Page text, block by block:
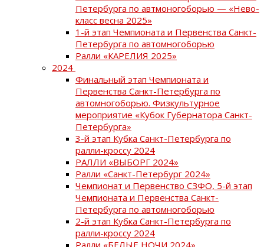
Петербурга по автмоногоборью — «Нево-
класс весна 2025»
1-й этап Чемпионата и Первенства Санкт-
Петербурга по автомногоборью
Ралли «КАРЕЛИЯ 2025»
2024
Финальный этап Чемпионата и
Первенства Санкт-Петербурга по
автомногоборью. Физкультурное
мероприятие «Кубок Губернатора Санкт-
Петербурга»
3-й этап Кубка Санкт-Петербурга по
ралли-кроссу 2024
РАЛЛИ «ВЫБОРГ 2024»
Ралли «Санкт-Петербург 2024»
Чемпионат и Первенство СЗФО, 5-й этап
Чемпионата и Первенства Санкт-
Петербурга по автомногоборью
2-й этап Кубка Санкт-Петербурга по
ралли-кроссу 2024
Ралли «БЕЛЫЕ НОЧИ 2024»